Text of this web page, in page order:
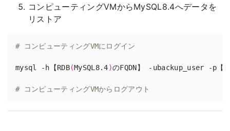
コンピューティングVMからMySQL8.4へデータを
リストア
# コンピューティングVMにログイン
mysql -h【RDB(MySQL8.4)
# コンピューティングVMからログアウト